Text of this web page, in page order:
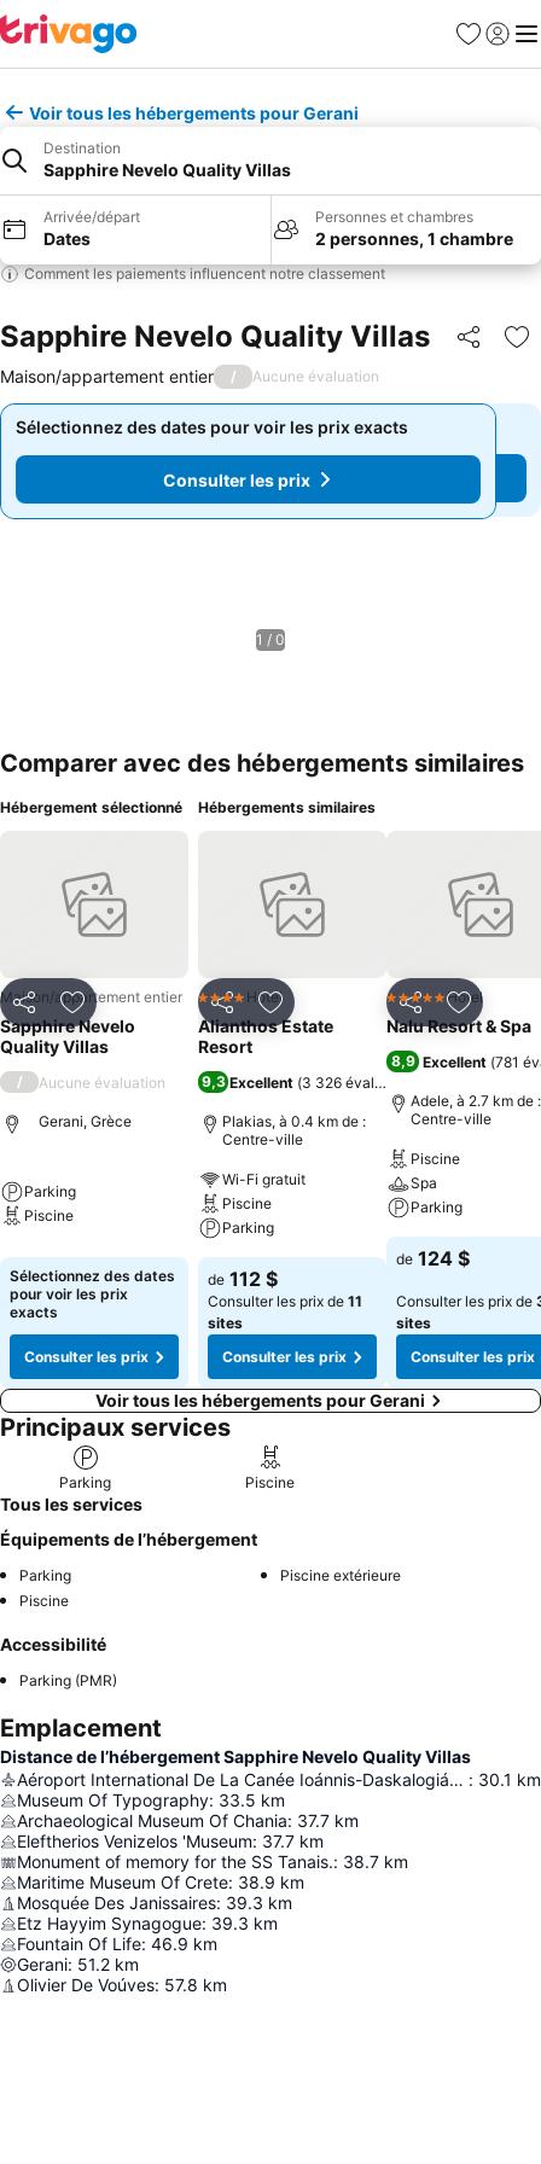
Favoris
Se
Voir tous les hébergements pour Gerani
Destination
Sapphire Nevelo Quality Villas
Arrivée/départ
Dates
Personnes et chambres
2 personnes, 1 chambre
Comment les paiements influencent notre classement
Sapphire Nevelo Quality Villas Partager
Maison/appartement entier / Aucune évaluation
Sélectionnez des dates pour voir les prix exacts
Consulter les prix
Sélectionnez des dates pour voir les prix exacts
Consulter les prix
1 / 0
Comparer avec des hébergements similaires
Hébergement sélectionné
PartagerAjouter à mes favoris
Maison/appartement entier
Sapphire Nevelo
Quality Villas
/ Aucune évaluation
Gerani, Grèce
Parking
Piscine
Sélectionnez des dates
pour voir les prix
exacts
Consulter les prix
Hébergements similaires
PartagerAjouter à mes favoris
4 ÉtoilesHotel
Alianthos Estate
Resort
9,3 Excellent (3 326 évaluations
Plakias, à 0.4 km de :
Centre-ville
Wi-Fi gratuit
Piscine
Parking
de 112 $
Consulter les prix de 11
sites
Consulter les prix
PartagerAjouter
5 Étoiles Hotel
Nalu Resort & Spa
8,9 Excellent (781
Adele, à 2.7 km de :
Centre-ville
Piscine
Spa
Parking
de 124 $
Consulter les prix de
sites
Consulter les prix
Voir tous les hébergements pour Gerani
Principaux services
Parking Piscine
Tous les services
Équipements de l’hébergement
Parking
Piscine extérieure
Piscine
Accessibilité
Parking (PMR)
Emplacement
Distance de l’hébergement Sapphire Nevelo Quality Villas
Aéroport International De La Canée Ioánnis-Daskalogiánnis : 30.1 km
Museum Of Typography: 33.5 km
Archaeological Museum Of Chania: 37.7 km
Eleftherios Venizelos 'Museum: 37.7 km
Monument of memory for the SS Tanais.: 38.7 km
Maritime Museum Of Crete: 38.9 km
Mosquée Des Janissaires: 39.3 km
Etz Hayyim Synagogue: 39.3 km
Fountain Of Life: 46.9 km
Gerani: 51.2 km
Olivier De Voúves: 57.8 km